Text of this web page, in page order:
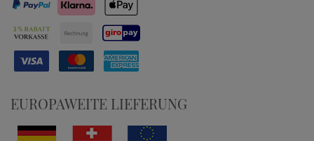
EUROPAWEITE LIEFERUNG